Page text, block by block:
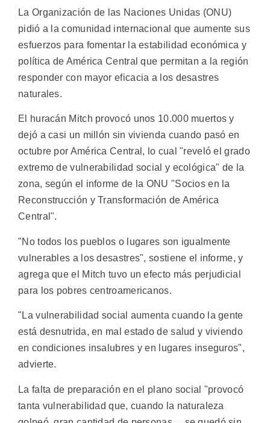
La Organización de las Naciones Unidas (ONU)
pidió a la comunidad internacional que aumente sus
esfuerzos para fomentar la estabilidad económica y
política de América Central que permitan a la región
responder con mayor eficacia a los desastres
naturales.
El huracán Mitch provocó unos 10.000 muertos y
dejó a casi un millón sin vivienda cuando pasó en
octubre por América Central, lo cual "reveló el grado
extremo de vulnerabilidad social y ecológica" de la
zona, según el informe de la ONU "Socios en la
Reconstrucción y Transformación de América
Central".
"No todos los pueblos o lugares son igualmente
vulnerables a los desastres", sostiene el informe, y
agrega que el Mitch tuvo un efecto más perjudicial
para los pobres centroamericanos.
"La vulnerabilidad social aumenta cuando la gente
está desnutrida, en mal estado de salud y viviendo
en condiciones insalubres y en lugares inseguros",
advierte.
La falta de preparación en el plano social "provocó
tanta vulnerabilidad que, cuando la naturaleza